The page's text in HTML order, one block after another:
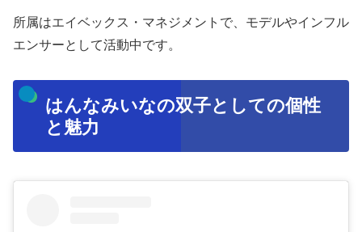
所属はエイベックス・マネジメントで、モデルやインフル
エンサーとして活動中です。
はんなみいなの双子としての個性
と魅力